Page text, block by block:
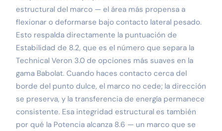
estructural del marco — el área más propensa a
flexionar o deformarse bajo contacto lateral pesado.
Esto respalda directamente la puntuación de
Estabilidad de 8.2, que es el número que separa la
Technical Veron 3.0 de opciones más suaves en la
gama Babolat. Cuando haces contacto cerca del
borde del punto dulce, el marco no cede; la dirección
se preserva, y la transferencia de energía permanece
consistente. Esa integridad estructural es también
por qué la Potencia alcanza 8.6 — un marco que se